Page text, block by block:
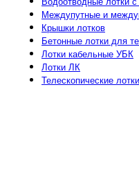
Междупутные и
Крышки лотков
Бетонные лотки для
Лотки кабельные УБК
Лотки ЛК
Телескопические лотки